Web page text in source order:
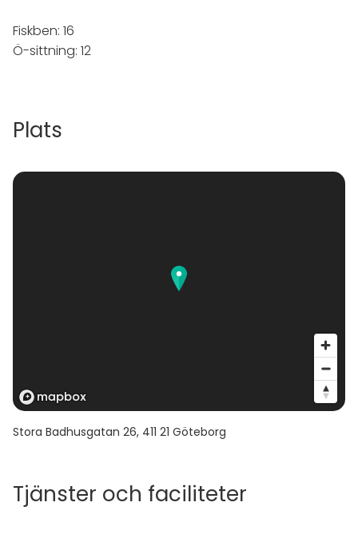
Fiskben: 16
Ö-sittning: 12
Plats
Stora Badhusgatan 26, 411 21 Göteborg
Tjänster och faciliteter